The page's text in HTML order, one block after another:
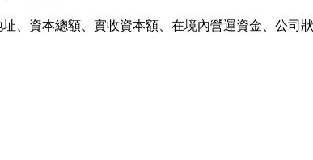
、資本總額、實收資本額、在境內營運資金、公司狀